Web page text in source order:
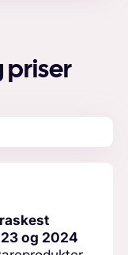
priser
og 2024